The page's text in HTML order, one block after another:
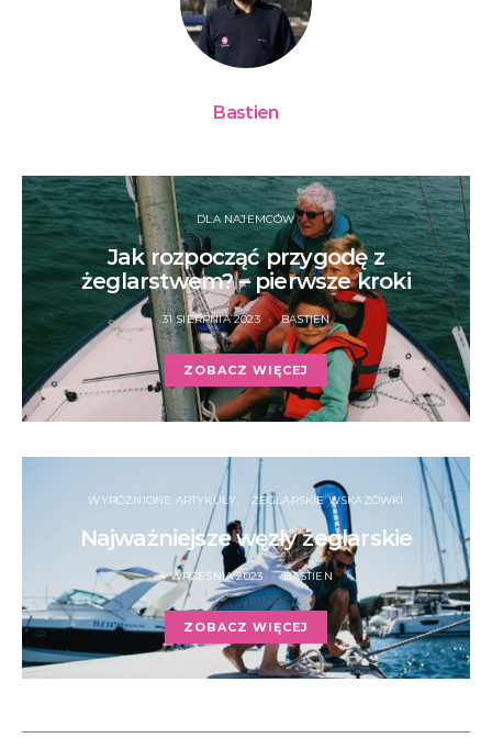
Bastien
DLA NAJEMCÓW
Jak rozpocząć przygodę z
żeglarstwem? – pierwsze kroki
31 SIERPNIA 2023 BASTIEN
ZOBACZ WIĘCEJ
WYRÓŻNIONE ARTYKUŁY ŻEGLARSKIE WSKAZÓWKI
Najważniejsze węzły żeglarskie
4 WRZEŚNIA 2023 BASTIEN
ZOBACZ WIĘCEJ